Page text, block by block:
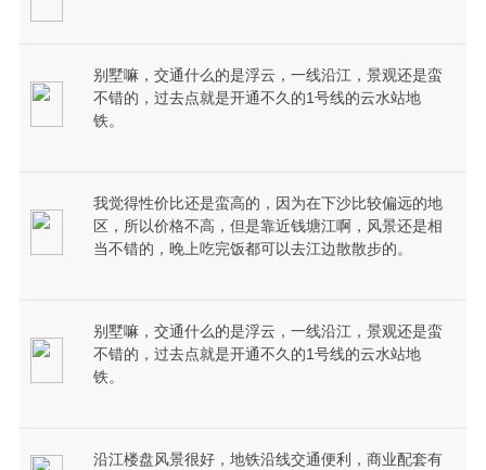
别墅嘛，交通什么的是浮云，一线沿江，景观还是蛮
不错的，过去点就是开通不久的1号线的云水站地
铁。
我觉得性价比还是蛮高的，因为在下沙比较偏远的地
区，所以价格不高，但是靠近钱塘江啊，风景还是相
当不错的，晚上吃完饭都可以去江边散散步的。
别墅嘛，交通什么的是浮云，一线沿江，景观还是蛮
不错的，过去点就是开通不久的1号线的云水站地
铁。
沿江楼盘风景很好，地铁沿线交通便利，商业配套有